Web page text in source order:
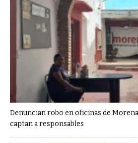
Denuncian robo en oficinas de
captan a responsables